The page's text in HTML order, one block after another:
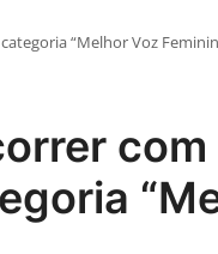
“Melhor Voz
com